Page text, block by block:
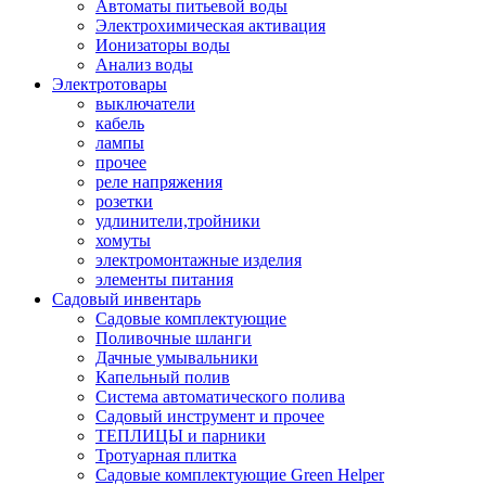
Автоматы питьевой воды
Электрохимическая активация
Ионизаторы воды
Анализ воды
Электротовары
выключатели
кабель
лампы
прочее
реле напряжения
розетки
удлинители,тройники
хомуты
электромонтажные изделия
элементы питания
Садовый инвентарь
Садовые комплектующие
Поливочные шланги
Дачные умывальники
Капельный полив
Система автоматического полива
Садовый инструмент и прочее
ТЕПЛИЦЫ и парники
Тротуарная плитка
Садовые комплектующие Green Helper